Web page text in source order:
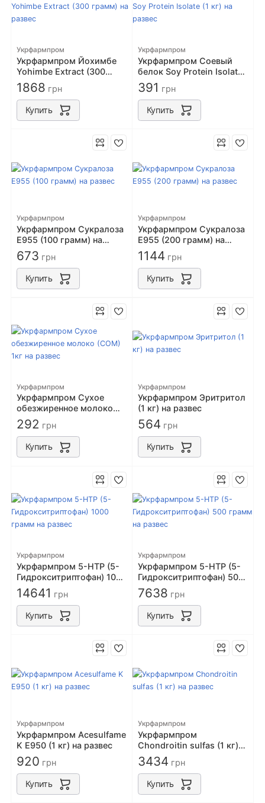
Укрфармпром
Укрфармпром Йохимбе
Yohimbe Extract (300
грамм) на развес
1868 грн
Купить
Укрфармпром
Укрфармпром Соевый
белок Soy Protein Isolate
(1 кг) на развес
391 грн
Купить
Укрфармпром
Укрфармпром Сукралоза
Е955 (100 грамм) на
развес
673 грн
Купить
Укрфармпром
Укрфармпром Сукралоза
Е955 (200 грамм) на
развес
1144 грн
Купить
Укрфармпром
Укрфармпром Сухое
обезжиренное молоко
(СОМ) 1кг на развес
292 грн
Купить
Укрфармпром
Укрфармпром Эритритол
(1 кг) на развес
564 грн
Купить
Укрфармпром
Укрфармпром 5-HTP (5-
Гидрокситриптофан) 1000
грамм на развес
14641 грн
Купить
Укрфармпром
Укрфармпром 5-HTP (5-
Гидрокситриптофан) 500
грамм на развес
7638 грн
Купить
Укрфармпром
Укрфармпром Acesulfame
K Е950 (1 кг) на развес
920 грн
Купить
Укрфармпром
Укрфармпром
Chondroitin sulfas (1 кг)
на развес
3434 грн
Купить